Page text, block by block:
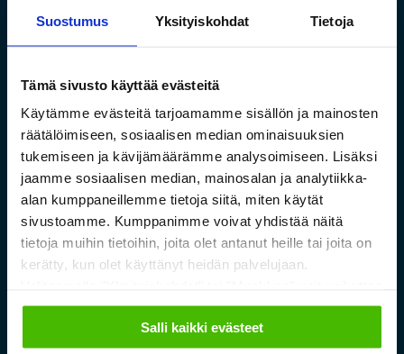
Suostumus Yksityiskohdat Tietoja
Tämä sivusto käyttää evästeitä
Käytämme evästeitä tarjoamamme sisällön ja mainosten
räätälöimiseen, sosiaalisen median ominaisuuksien
tukemiseen ja kävijämäärämme analysoimiseen. Lisäksi
jaamme sosiaalisen median, mainosalan ja analytiikka-
alan kumppaneillemme tietoja siitä, miten käytät
sivustoamme. Kumppanimme voivat yhdistää näitä
tietoja muihin tietoihin, joita olet antanut heille tai joita on
kerätty, kun olet käyttänyt heidän palvelujaan.
sallimiisi evästeisiin.
Salli kaikki evästeet
Saamelaismuseon ja
luontokeskuksen esineistölle
sopivat ilmastoidut ja
kestävät säilytysratkaisut
Lue lisää »